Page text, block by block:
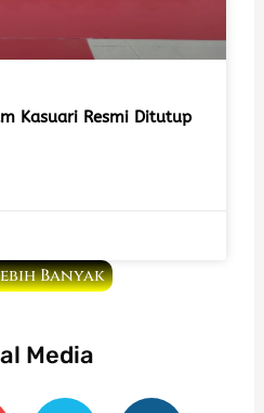
Kasuari Resmi Ditutup
Banyak
Media
T
I